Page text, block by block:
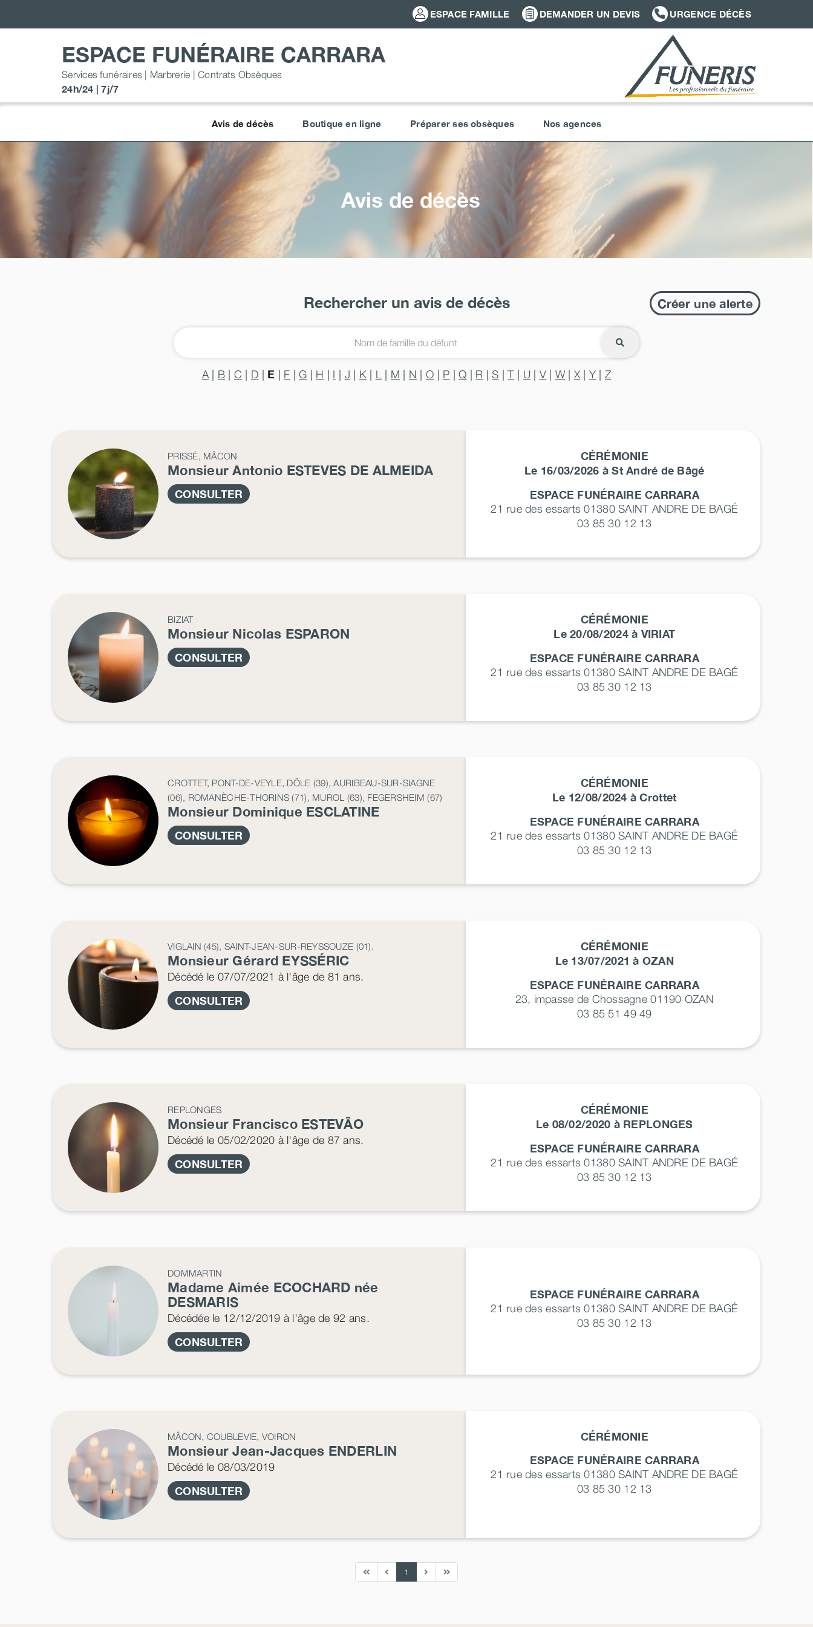
ESPACE FAMILLE DEMANDER UN DEVIS URGENCE DÉCÈS
ESPACE FUNÉRAIRE CARRARA
Services funéraires | Marbrerie | Contrats Obsèques
24h/24 | 7j/7
Avis de décès Boutique en ligne Préparer ses obsèques Nos agences
Avis de décès
Rechercher un avis de décès Créer une alerte
A| B C D E F |G H I J K| L M N O P |Q R |S |T U| V| W| X| Y |Z
PRISSÉ, MÂCON
Monsieur Antonio ESTEVES DE ALMEIDA
CONSULTER
CÉRÉMONIE
Le 16/03/2026 à St André de Bâgé
ESPACE FUNÉRAIRE CARRARA
21 rue des essarts 01380SAINT ANDRE DE BAGÉ
03 85 30 12 13
BIZIAT
Monsieur Nicolas ESPARON
CONSULTER
CÉRÉMONIE
Le 20/08/2024 à VIRIAT
ESPACE FUNÉRAIRE CARRARA
21 rue des essarts 01380SAINT ANDRE DE BAGÉ
03 85 30 12 13
CROTTET, PONT-DE-VEYLE, DÔLE (39), AURIBEAU-SUR-SIAGNE
(06), ROMANÈCHE-THORINS (71), MUROL (63), FEGERSHEIM (67)
Monsieur Dominique ESCLATINE
CONSULTER
CÉRÉMONIE
Le 12/08/2024 à Crottet
ESPACE FUNÉRAIRE CARRARA
21 rue des essarts 01380SAINT ANDRE DE BAGÉ
03 85 30 12 13
VIGLAIN (45), SAINT-JEAN-SUR-REYSSOUZE (01).
Monsieur Gérard EYSSÉRIC
Décédé le 07/07/2021 à l'âge de 81 ans.
CONSULTER
CÉRÉMONIE
Le 13/07/2021 à OZAN
ESPACE FUNÉRAIRE CARRARA
23, impasse de Chossagne 01190 OZAN
03 85 51 49 49
REPLONGES
Monsieur Francisco ESTEVÃO
Décédé le 05/02/2020 à l'âge de 87 ans.
CONSULTER
CÉRÉMONIE
Le 08/02/2020 à REPLONGES
ESPACE FUNÉRAIRE CARRARA
21 rue des essarts 01380SAINT ANDRE DE BAGÉ
03 85 30 12 13
DOMMARTIN
Madame Aimée ECOCHARD née
DESMARIS
Décédéele 12/12/2019 à l'âge de 92 ans.
CONSULTER
ESPACE FUNÉRAIRE CARRARA
21 rue des essarts 01380SAINT ANDRE DE BAGÉ
03 85 30 12 13
MÂCON, COUBLEVIE, VOIRON
Monsieur Jean-Jacques ENDERLIN
Décédé le 08/03/2019
CONSULTER
CÉRÉMONIE
ESPACE FUNÉRAIRE CARRARA
21 rue des essarts 01380SAINT ANDRE DE BAGÉ
03 85 30 12 13
1